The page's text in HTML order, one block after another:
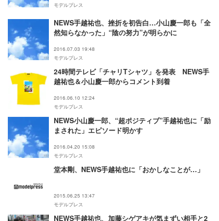
モデルプレス
NEWS手越祐也、挫折を初告白…小山慶一郎も「全
然知らなかった」“陰の努力”が明らかに
2016.07.03 19:48
モデルプレス
24時間テレビ「チャリTシャツ」を発表 NEWS手
越祐也＆小山慶一郎からコメント到着
2016.06.10 12:24
モデルプレス
NEWS小山慶一郎、“超ポジティブ”手越祐也に「励
まされた」エピソード明かす
2016.04.20 15:08
モデルプレス
堂本剛、NEWS手越祐也に「おかしなことが…」
2015.06.25 13:47
モデルプレス
NEWS手越祐也、加藤シゲアキが気まずい相手と2